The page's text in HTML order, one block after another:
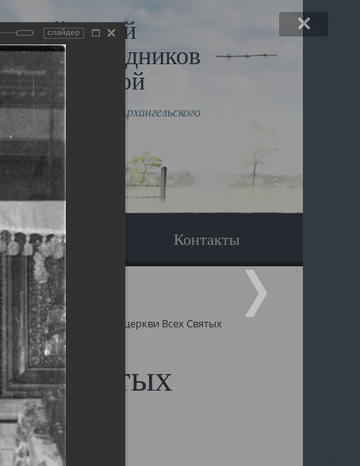
музей
и исповедников
митрополита Архангельского
Даниила
Вопрос-ответ Контакты
Святых Священники церкви Всех Святых
Святых
слайдер